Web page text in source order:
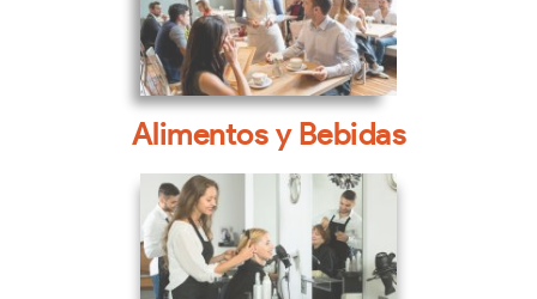
Alimentos y Bebidas